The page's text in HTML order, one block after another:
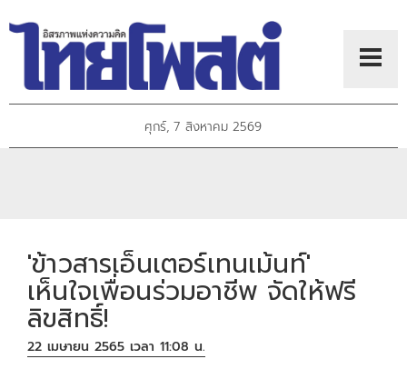
ศุกร์, 7 สิงหาคม 2569
'ข้าวสารเอ็นเตอร์เทนเม้นท์'
เห็นใจเพื่อนร่วมอาชีพ จัดให้ฟรี
ลิขสิทธิ์!
22 เมษายน 2565 เวลา 11:08 น.